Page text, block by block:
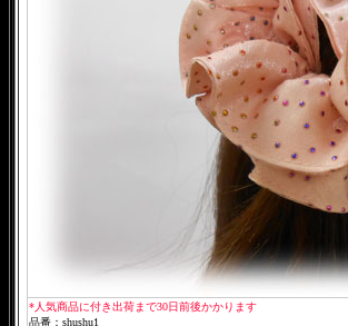
*人気商品に付き出荷まで30日前後かかります
品番：shushu1